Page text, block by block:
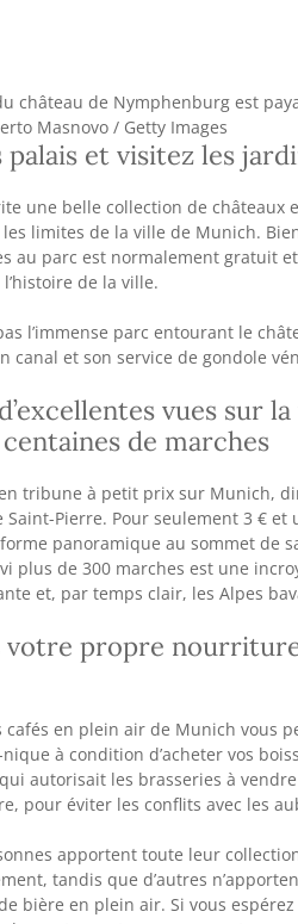
Masnovo / Getty Images
palais et visitez les
une belle collection de châteaux
au parc est normalement gratuit
de la ville.
l’immense parc entourant le
canal et son service de gondole
vues sur
de marches
tribune à petit prix sur Munich,
Saint-Pierre. Pour seulement 3 €
plus de 300 marches est une
et, par temps clair, les Alpes
propre
en plein air de Munich vous
autorisait les brasseries à
pour éviter les conflits avec les